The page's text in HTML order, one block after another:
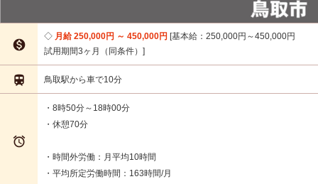

月給 250,000円 ～ 450,000円 基本給：250,000円～450,000円
試用期間3ヶ月（同条件）
 鳥取駅から車で10分

・8時50分～18時00分
・休憩70分
・時間外労働：月平均10時間
・平均所定労働時間：163時間/月